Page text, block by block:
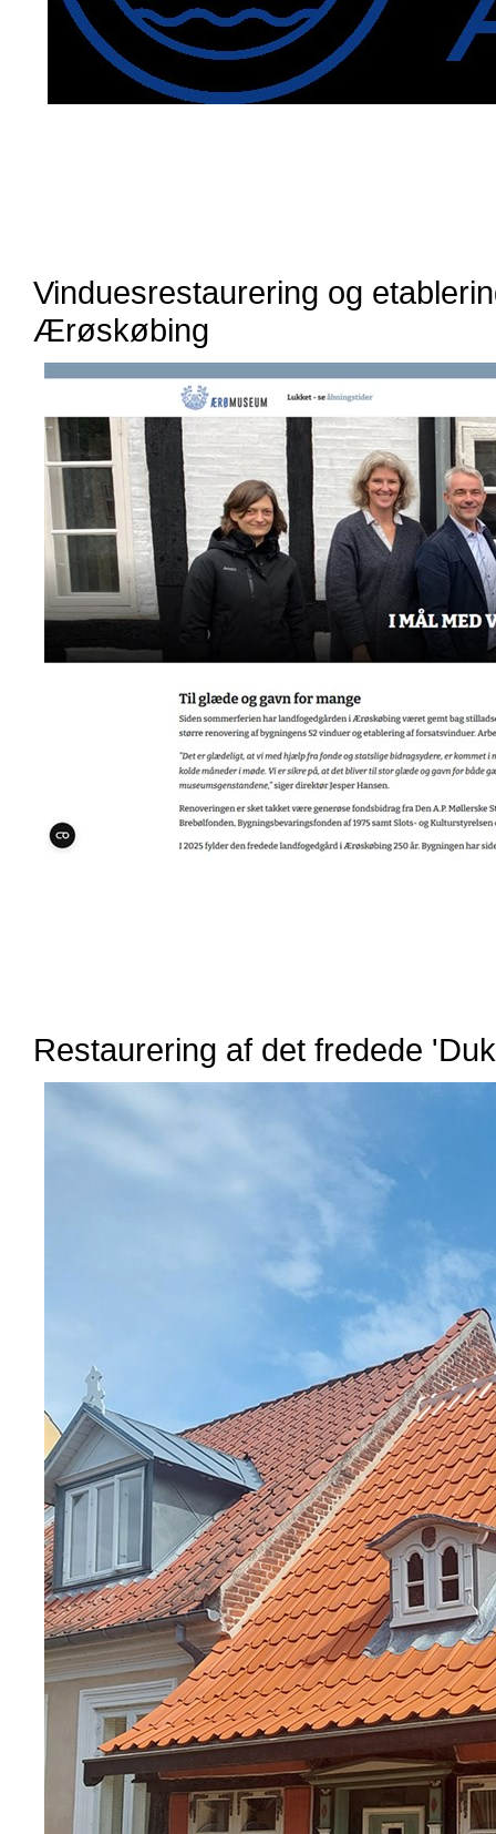
Vinduesrestaurering og
Ærøskøbing
Restaurering af det fredede